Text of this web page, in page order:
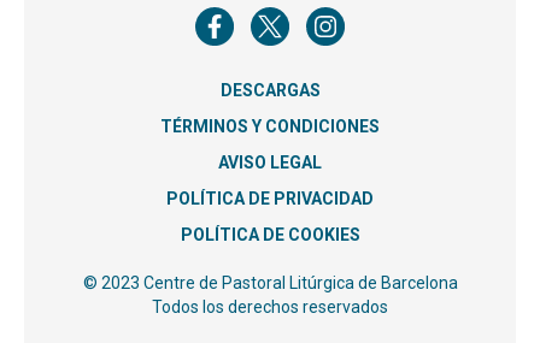
DESCARGAS
TÉRMINOS Y CONDICIONES
AVISO LEGAL
POLÍTICA DE PRIVACIDAD
POLÍTICA DE COOKIES
© 2023 Centre de Pastoral Litúrgica de Barcelona
Todos los derechos reservados